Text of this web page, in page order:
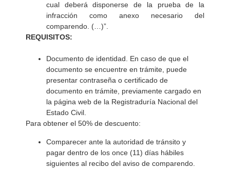
cual deberá disponerse de la prueba de la
infracción como anexo necesario del
comparendo. (…)”.
REQUISITOS:
Documento de identidad. En caso de que el
documento se encuentre en trámite, puede
presentar contraseña o certificado de
documento en trámite, previamente cargado en
la página web de la Registraduría Nacional del
Estado Civil.
Para obtener el 50% de descuento:
Comparecer ante la autoridad de tránsito y
pagar dentro de los once (11) días hábiles
siguientes al recibo del aviso de comparendo.